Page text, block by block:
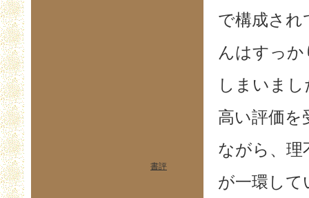
で構成され
んはすっ
しまいま
高い評価を
ながら、理
が一環し
書評